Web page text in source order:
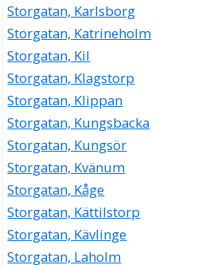
Storgatan, Karlsborg
Storgatan, Katrineholm
Storgatan, Kil
Storgatan, Klagstorp
Storgatan, Klippan
Storgatan, Kungsbacka
Storgatan, Kungsör
Storgatan, Kvänum
Storgatan, Kåge
Storgatan, Kättilstorp
Storgatan, Kävlinge
Storgatan, Laholm